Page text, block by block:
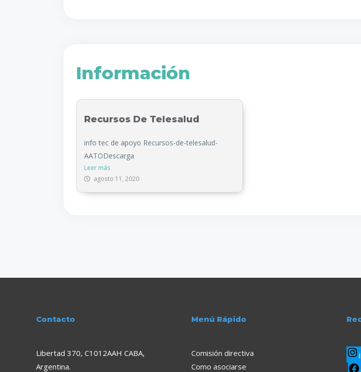
Información
Recursos De Telesalud
info tec de apoyo Recursos-de-telesalud-
AATODescarga
Leer más
agosto 11, 2020
Contacto
Libertad 370, C1012AAH CABA,
Argentina.
Menú Rápido
Comisión directiva
Como asociarse